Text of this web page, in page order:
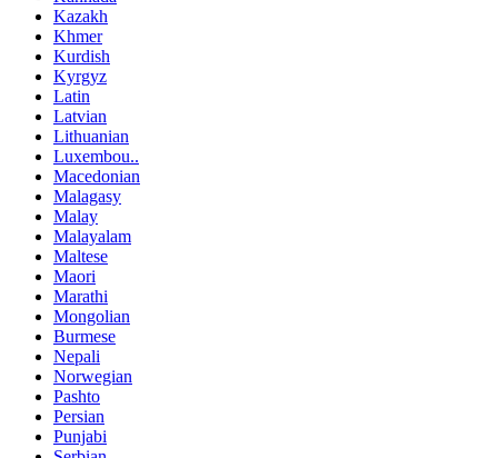
Kazakh
Khmer
Kurdish
Kyrgyz
Latin
Latvian
Lithuanian
Luxembou..
Macedonian
Malagasy
Malay
Malayalam
Maltese
Maori
Marathi
Mongolian
Burmese
Nepali
Norwegian
Pashto
Persian
Punjabi